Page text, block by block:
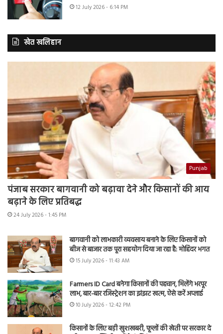
12 July 2026 - 6:14 PM
खेत खलिहान
Punjab
पंजाब सरकार बागवानी को बढ़ावा देने और किसानों की आय
बढ़ाने के लिए प्रतिबद्ध
24 July 2026 - 1:45 PM
बागवानी को लाभकारी व्यवसाय बनाने के लिए किसानों को
बीज से बाजार तक पूरा सहयोग दिया जा रहा है: मोहिंदर भगत
15 July 2026 - 11:43 AM
Farmers ID Card बनेगा किसानों की पहचान, मिलेंगे भरपूर
लाभ, बार-बार रजिस्ट्रेशन का झंझट खत्म, ऐसे करें अप्लाई
10 July 2026 - 12:42 PM
किसानों के लिए बड़ी खुशखबरी, फूलों की खेती पर सरकार दे